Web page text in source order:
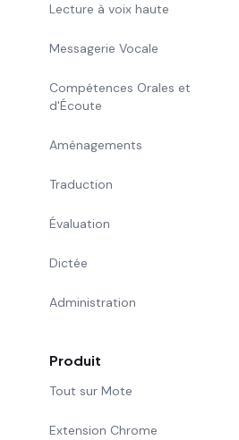
Lecture à voix haute
Messagerie Vocale
Compétences Orales et
d'Écoute
Aménagements
Traduction
Évaluation
Dictée
Administration
Produit
Tout sur Mote
Extension Chrome